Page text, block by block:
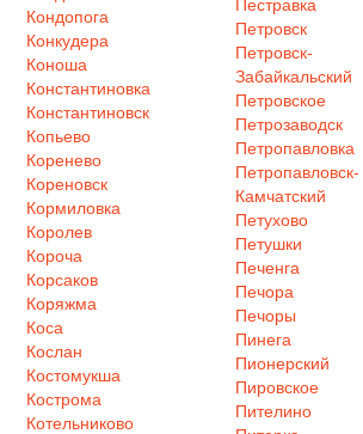
Кондопога
Конкудера
Коноша
Константиновка
Константиновск
Копьево
Коренево
Кореновск
Кормиловка
Королев
Короча
Корсаков
Коряжма
Коса
Кослан
Костомукша
Кострома
Котельниково
Пестравка
Петровск
Петровск-
Забайкальский
Петровское
Петрозаводск
Петропавловка
Петропавловск-
Камчатский
Петухово
Петушки
Печенга
Печора
Печоры
Пинега
Пионерский
Пировское
Пителино